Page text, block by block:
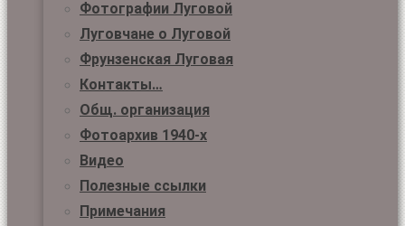
Фотографии Луговой
Луговчане о Луговой
Фрунзенская Луговая
Контакты…
Общ. организация
Фотоархив 1940-х
Видео
Полезные ссылки
Примечания